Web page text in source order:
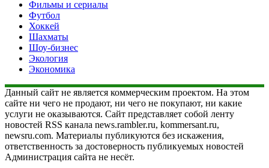
Фильмы и сериалы
Футбол
Хоккей
Шахматы
Шоу-бизнес
Экология
Экономика
Данный сайт не является коммерческим проектом. На этом
сайте ни чего не продают, ни чего не покупают, ни какие
услуги не оказываются. Сайт представляет собой ленту
новостей RSS канала news.rambler.ru, kommersant.ru,
newsru.com. Материалы публикуются без искажения,
ответственность за достоверность публикуемых новостей
Администрация сайта не несёт.